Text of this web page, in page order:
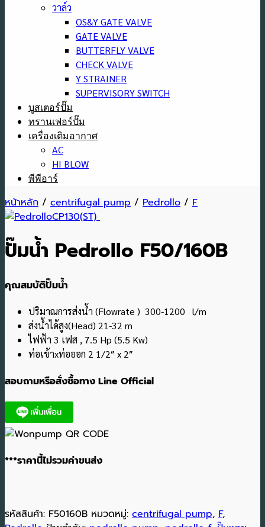
วาล์ว
OS&Y GATE VALVE
GATE VALVE
BUTTERFLY VALVE
CHECK VALVE
Y STRAINER
SUPERVISORY SWITCH
บูสเตอร์ปั๊ม
ทรานเฟอร์ปั๊ม
เครื่องเติมอากาศ
AC
HI BLOW
พีพีอาร์
หน้าหลัก / centrifugal pump / Pedrollo / F
ปั๊มน้ำ Pedrollo F50/160B
คุณสมบัติปั๊มน้ำ
ปริมาณการส่งน้ำ (Flowrate ) 300-1200 l/m
ส่งน้ำได้สูง(Head) 21-32 m
ไฟฟ้า 3 เฟส , 7.5 Hp (5.5 Kw)
ท่อเข้าxท่อออก 2 1/2″ x 2″
สอบถามหรือสั่งซื้อทาง Line Official
***ราคานี้ไม่รวมค่าขนส่ง
รหัสสินค้า: F50160B หมวดหมู่: centrifugal pump, F,